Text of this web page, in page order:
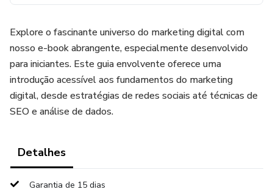
Explore o fascinante universo do marketing digital com
nosso e-book abrangente, especialmente desenvolvido
para iniciantes. Este guia envolvente oferece uma
introdução acessível aos fundamentos do marketing
digital, desde estratégias de redes sociais até técnicas de
SEO e análise de dados.
Detalhes
Garantia de 15 dias